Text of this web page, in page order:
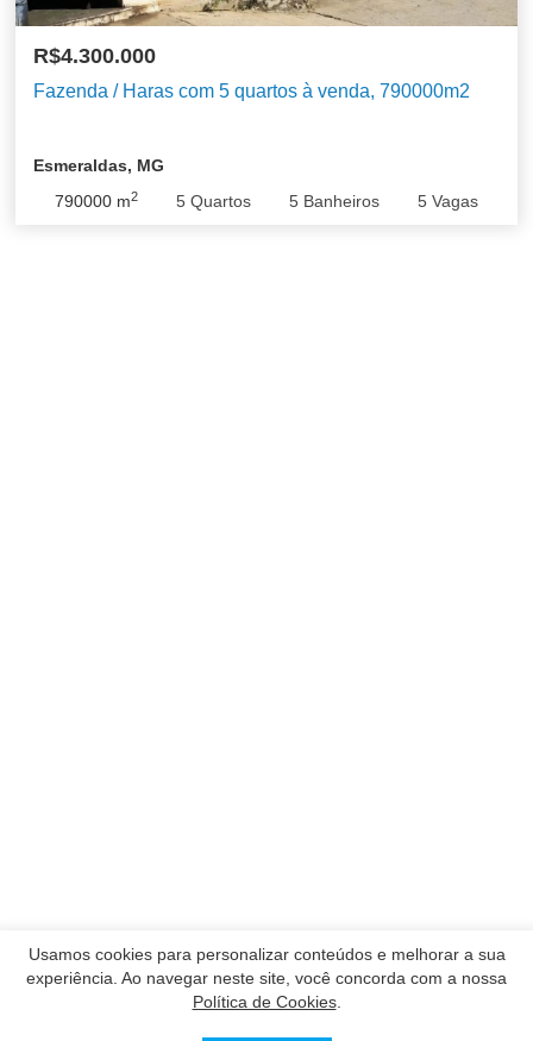
R$4.300.000
Fazenda / Haras com 5 quartos à venda, 790000m2
Esmeraldas, MG
790000m2 5Quartos 5 Banheiros 5 Vagas
Usamos cookies para personalizar conteúdos e melhorar a sua
experiência. Ao navegar neste site, você concorda com a nossa
Política de Cookies.